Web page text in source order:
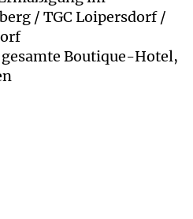
/ TGC Loipersdorf /
Boutique-Hotel,